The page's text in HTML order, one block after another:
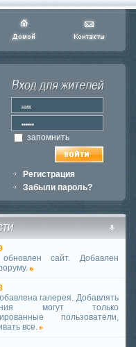
запомнить
Регистрация
Забыли пароль?
сайт. Добавлен
галерея. Добавлять
могут только
пользователи,
все.